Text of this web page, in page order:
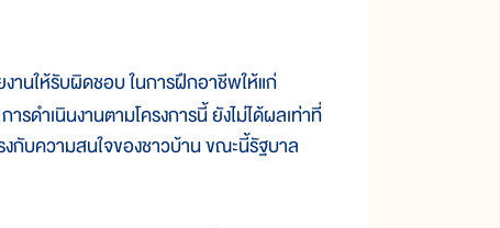
านให้รับผิดชอบ ในการฝึกอาชีพให้แก่
ดำเนินงานตามโครงการนี้ ยังไม่ได้ผลเท่าที่
กับความสนใจของชาวบ้าน ขณะนี้รัฐบาล